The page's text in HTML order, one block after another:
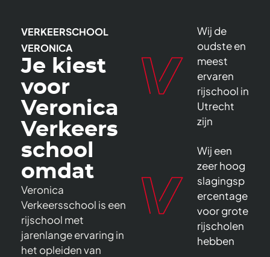
VERKEERSCHOOL
VERONICA
Je kiest
voor
Veronica
Verkeers
school
omdat
Veronica
Verkeersschool is een
rijschool met
jarenlange ervaring in
het opleiden van
Wij de
oudste en
meest
ervaren
rijschool in
Utrecht
zijn
Wij een
zeer hoog
slagingsp
ercentage
voor grote
rijscholen
hebben